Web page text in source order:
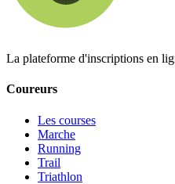
La plateforme d'inscriptions en
Coureurs
Les courses
Marche
Running
Trail
Triathlon